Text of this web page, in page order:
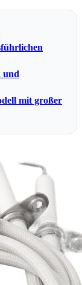
und
mit großer